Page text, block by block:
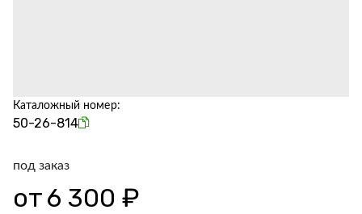
Каталожный номер:
50-26-814
под заказ
от6 300 ₽